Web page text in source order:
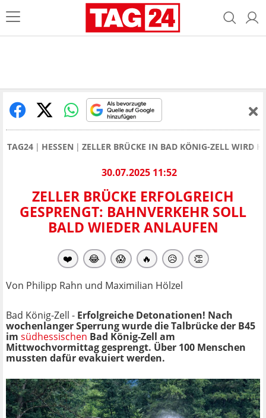
TAG24 HESSEN ZELLER BRÜCKE IN BAD KÖNIG-ZELL WIRD
30.07.2025 11:52
ZELLER BRÜCKE ERFOLGREICH
GESPRENGT: BAHNVERKEHR SOLL
BALD WIEDER ANLAUFEN
❤️ 😂 😱 🔥 😥 👏
Von Philipp Rahn und Maximilian Hölzel
Bad König-Zell - Erfolgreiche Detonationen! Nach
wochenlanger Sperrung wurde die Talbrücke der B45
im südhessischen Bad König-Zell am
Mittwochvormittag gesprengt. Über 100 Menschen
mussten dafür evakuiert werden.